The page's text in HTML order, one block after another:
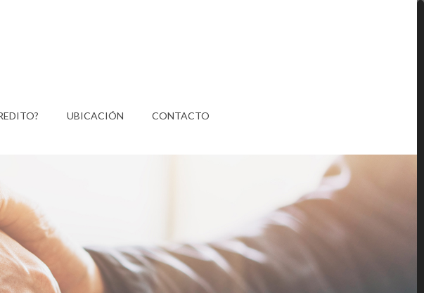
UBICACIÓN CONTACTO